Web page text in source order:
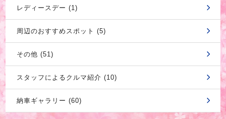
レディースデー (1)
周辺のおすすめスポット (5)
その他 (51)
スタッフによるクルマ紹介 (10)
納車ギャラリー (60)